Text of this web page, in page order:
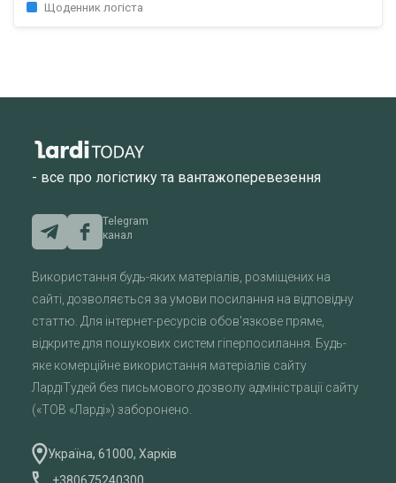
Щоденник логіста
- все про логістику та вантажоперевезення
Telegram
канал
Використання будь-яких матеріалів, розміщених на
сайті, дозволяється за умови посилання на відповідну
статтю. Для інтернет-ресурсів обов'язкове пряме,
відкрите для пошукових систем гіперпосилання. Будь-
яке комерційне використання матеріалів сайту
ЛардіТудей без письмового дозволу адміністрації сайту
(«ТОВ «Ларді») заборонено.
Україна, 61000, Харків